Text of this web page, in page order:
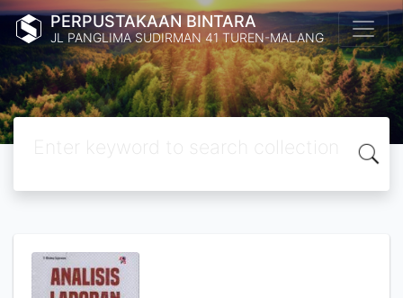
PERPUSTAKAAN BINTARA
JL PANGLIMA SUDIRMAN 41 TUREN-MALANG